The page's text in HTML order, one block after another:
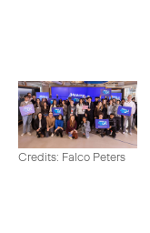
Credits: Falco Peters